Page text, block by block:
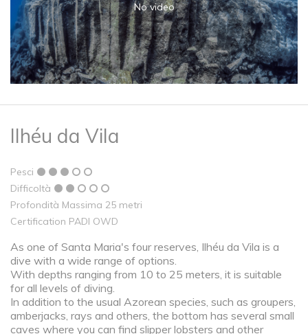
No video
Ilhéu da Vila
Pesci
Difficoltà
Profondità Massima 25 metri
Certification PADI OWD
As one of Santa Maria's four reserves, Ilhéu da Vila is a
dive with a wide range of options.
With depths ranging from 10 to 25 meters, it is suitable
for all levels of diving.
In addition to the usual Azorean species, such as groupers,
amberjacks, rays and others, the bottom has several small
caves where you can find slipper lobsters and other